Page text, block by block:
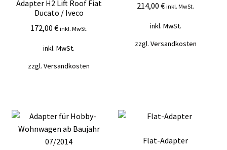
Adapter H2 Lift Roof Fiat
Ducato / Iveco
172,00 € inkl. MwSt.
inkl. MwSt.
zzgl.Versandkosten
214,00€ inkl. MwSt.
inkl. MwSt.
zzgl. Versandkosten
Flat-Adapter